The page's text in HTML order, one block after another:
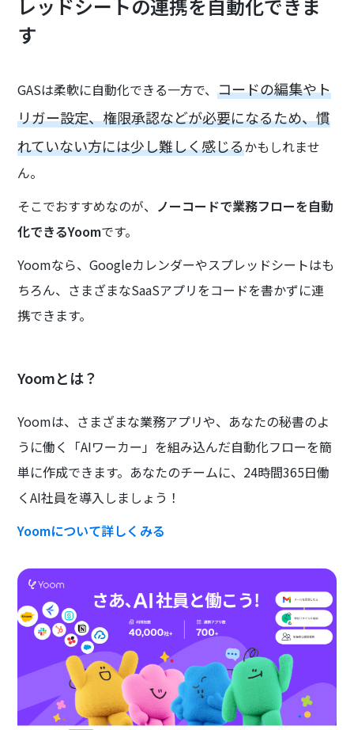
レッドシートの連携を自動化できま
す
GASは柔軟に自動化できる一方で、コードの編集やト
リガー設定、権限承認などが必要になるため、慣
れていない方には少し難しく感じるかもしれませ
ん。
そこでおすすめなのが、 ノーコードで業務フローを自動
化できるYoomです。
Yoomなら、Googleカレンダーやスプレッドシートはも
ちろん、さまざまなSaaSアプリをコードを書かずに連
携できます。
Yoomとは？
Yoomは、さまざまな業務アプリや、あなたの秘書のよ
うに働く「AIワーカー」を組み込んだ自動化フローを簡
単に作成できます。あなたのチームに、24時間365日働
くAI社員を導入しましょう！
Yoomについて詳しくみる